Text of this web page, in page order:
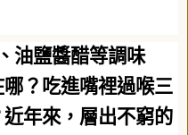
油鹽醬醋等調味
？吃進嘴裡過喉三
年來，層出不窮的